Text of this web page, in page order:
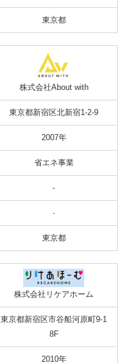
東京都
株式会社About with
東京都新宿区北新宿1-2-9
2007年
省エネ事業
-
-
東京都
株式会社リケアホーム
東京都新宿区市谷船河原町9-1
8F
2010年